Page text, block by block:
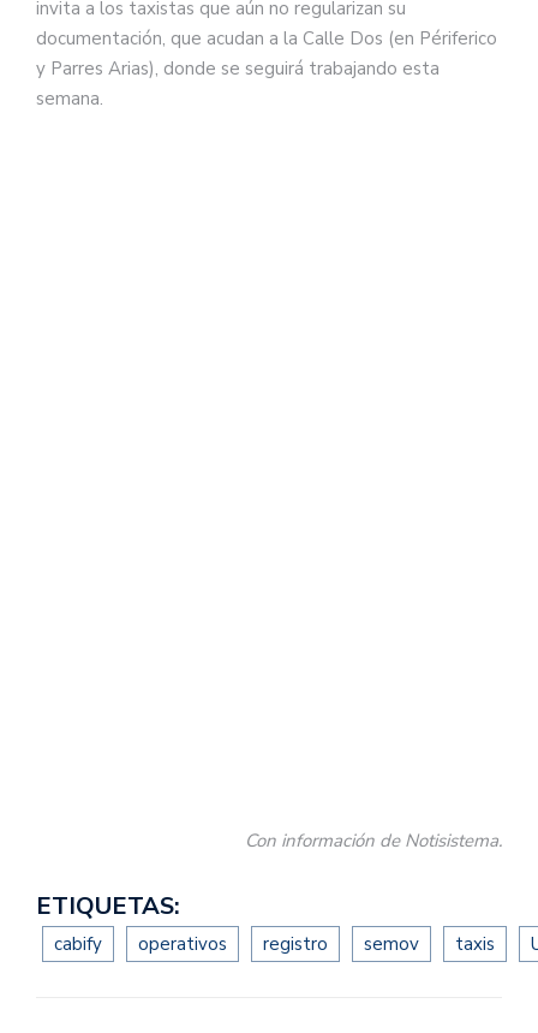
invita a los taxistas que aún no regularizan su
documentación, que acudan a la Calle Dos (en Périferico
y Parres Arias), donde se seguirá trabajando esta
semana.
Con información de Notisistema.
ETIQUETAS:
cabify operativos registro semov taxis